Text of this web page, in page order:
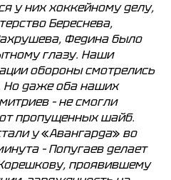
у них хоккейному делу,
Береснева,
Федина было
глазу. Наши
обороны смотрелись
Но даже оба наших
– не смогли
пропущенных шайб.
у«Авангарда» во
– Попугаев делает
проявившему
«Прогресс»